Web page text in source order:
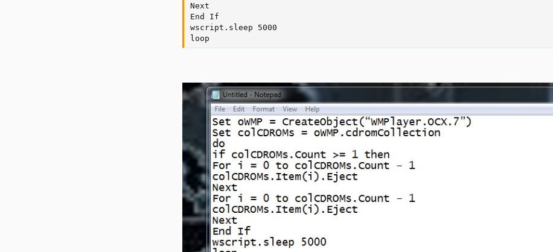
Next
End If
wscript.sleep 5000
loop